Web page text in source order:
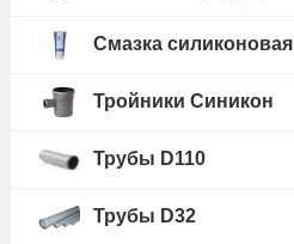
Смазка силиконовая
Тройники Синикон
Трубы D110
Трубы D32